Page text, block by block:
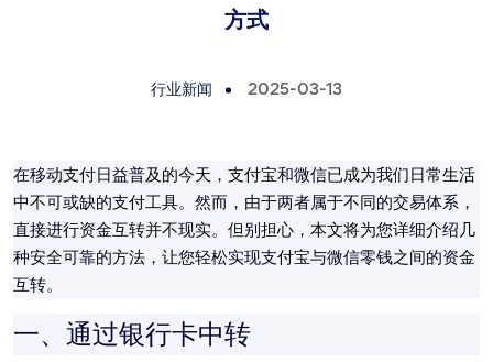
方式
行业新闻 2025-03-13
在移动支付日益普及的今天，支付宝和微信已成为我们日常生活
中不可或缺的支付工具。然而，由于两者属于不同的交易体系，
直接进行资金互转并不现实。但别担心，本文将为您详细介绍几
种安全可靠的方法，让您轻松实现支付宝与微信零钱之间的资金
互转。
一、通过银行卡中转